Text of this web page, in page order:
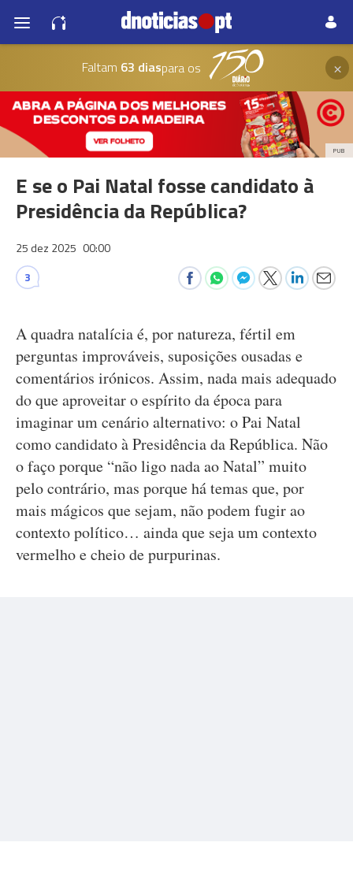
Faltam 63 diaspara os ×
PUB
E se o Pai Natal fosse candidato à
Presidência da República?
25 dez 2025 00:00
3
A quadra natalícia é, por natureza, fértil em
perguntas improváveis, suposições ousadas e
comentários irónicos. Assim, nada mais adequado
do que aproveitar o espírito da época para
imaginar um cenário alternativo: o Pai Natal
como candidato à Presidência da República. Não
o faço porque “não ligo nada ao Natal” muito
pelo contrário, mas porque há temas que, por
mais mágicos que sejam, não podem fugir ao
contexto político… ainda que seja um contexto
vermelho e cheio de purpurinas.